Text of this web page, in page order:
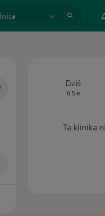
Dziś
6 Sie
Ta klinika